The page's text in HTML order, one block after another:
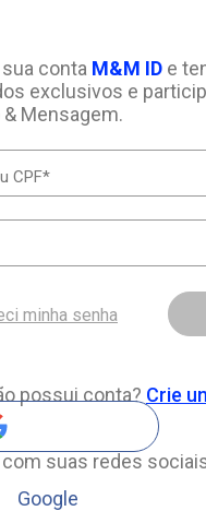
conta M&M IDe
exclusivos e
Mensagem.
minha senha
possui conta? Crie
suas redes
Google